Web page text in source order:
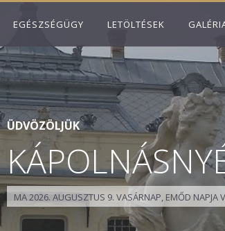
EGÉSZSÉGÜGY LETÖLTÉSEK
ÜDVÖZÖLJÜK
MA 2026. AUGUSZTUS 9. VASÁRNAP, EMŐD NAPJA